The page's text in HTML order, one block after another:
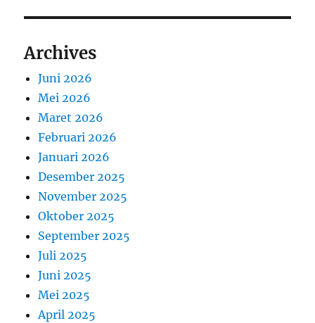
Archives
Juni 2026
Mei 2026
Maret 2026
Februari 2026
Januari 2026
Desember 2025
November 2025
Oktober 2025
September 2025
Juli 2025
Juni 2025
Mei 2025
April 2025